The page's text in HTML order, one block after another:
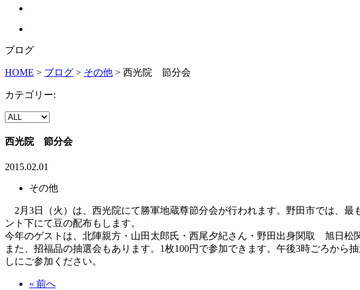
ブログ
HOME > ブログ > その他 > 西光院 節分会
カテゴリー:
西光院 節分会
2015.02.01
その他
2月3日（火）は、西光院にて勝軍地蔵尊節分会が行われます。野田市では、
ント下にて豆の配布もします。
今年のゲストは、北陣親方・山田太郎氏・西尾夕紀さん・野田出身関取 旭日松
また、招福品の抽選会もあります。1枚100円で参加できます。午後3時ごろか
しにご参加ください。
« 前へ